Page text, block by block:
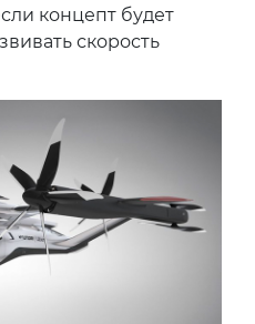
концепт будет
скорость